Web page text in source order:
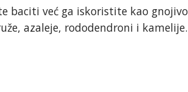
baciti već ga iskoristite kao gnojivo
azaleje, rododendroni i kamelije.